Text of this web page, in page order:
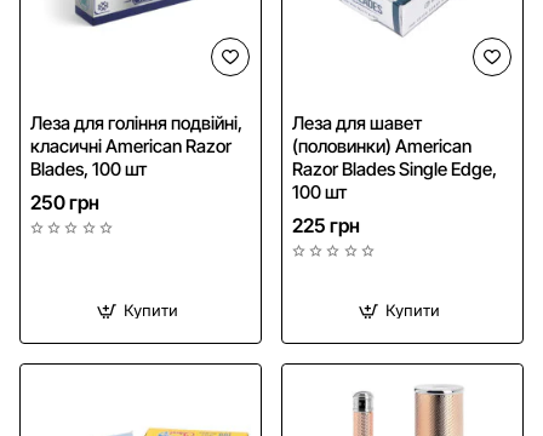
Леза для гоління подвійні,
класичні American Razor
Blades, 100 шт
250 грн
Купити
Леза для шавет
(половинки) American
Razor Blades Single Edge,
100 шт
225 грн
Купити